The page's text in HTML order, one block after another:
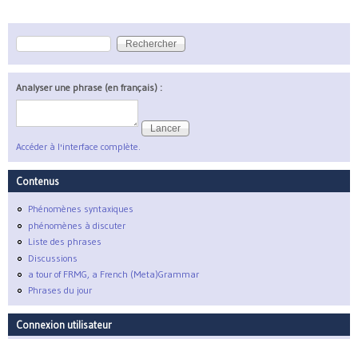
Formulaire de recherche
Rechercher
Analyser une phrase (en français) :
Accéder à l'interface complète.
Contenus
Phénomènes syntaxiques
phénomènes à discuter
Liste des phrases
Discussions
a tour of FRMG, a French (Meta)Grammar
Phrases du jour
Connexion utilisateur